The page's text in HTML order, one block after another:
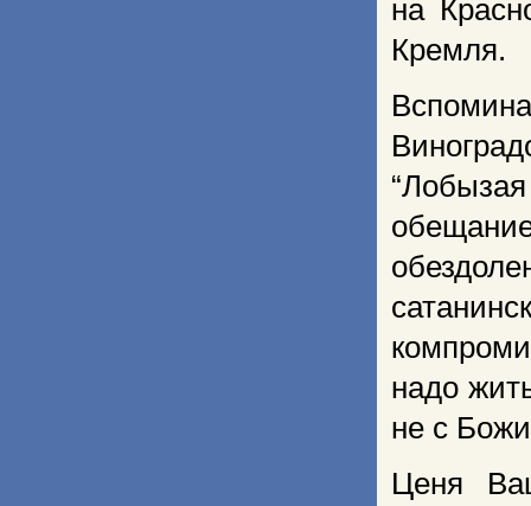
на
Кремля.
надо
не с
Ценя